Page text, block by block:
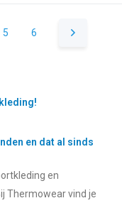
5 6
en dat al sinds
en
Thermowear vind je